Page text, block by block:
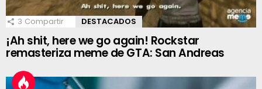
3 Compartir DESTACADOS
¡Ah shit, here we go again! Rockstar
remasteriza meme de GTA: San Andreas